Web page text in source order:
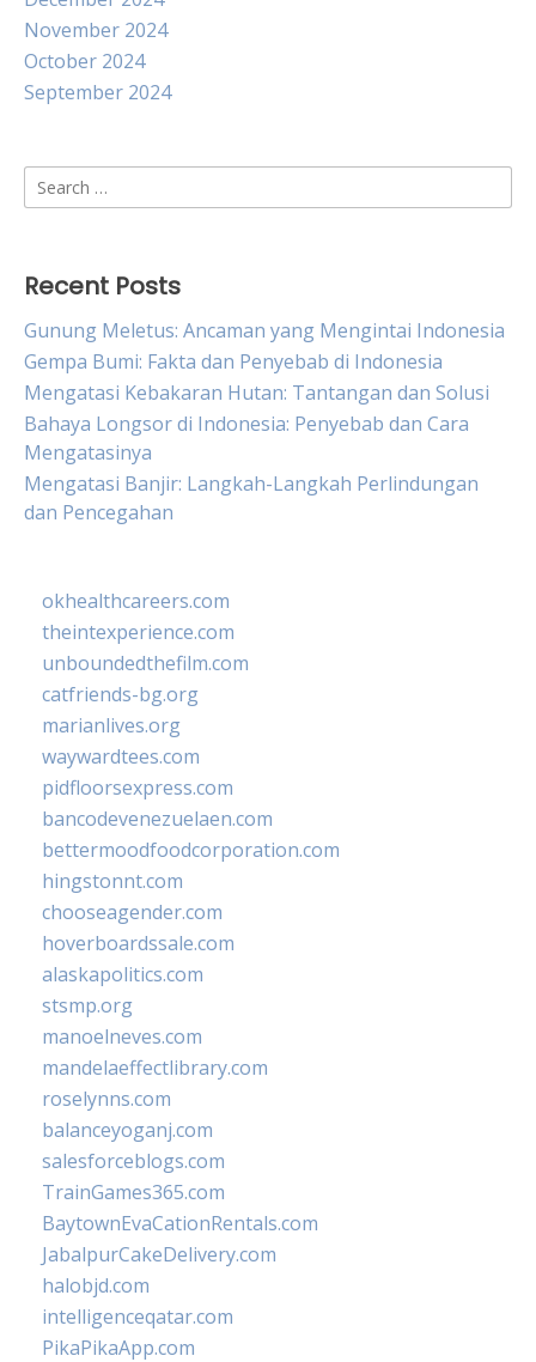
November 2024
October 2024
September 2024
Search
for:
Recent Posts
Gunung Meletus: Ancaman yang Mengintai Indonesia
Gempa Bumi: Fakta dan Penyebab di Indonesia
Mengatasi Kebakaran Hutan: Tantangan dan Solusi
Bahaya Longsor di Indonesia: Penyebab dan Cara
Mengatasinya
Mengatasi Banjir: Langkah-Langkah Perlindungan
dan Pencegahan
okhealthcareers.com
theintexperience.com
unboundedthefilm.com
catfriends-bg.org
marianlives.org
waywardtees.com
pidfloorsexpress.com
bancodevenezuelaen.com
bettermoodfoodcorporation.com
hingstonnt.com
chooseagender.com
hoverboardssale.com
alaskapolitics.com
stsmp.org
manoelneves.com
mandelaeffectlibrary.com
roselynns.com
balanceyoganj.com
salesforceblogs.com
TrainGames365.com
BaytownEvaCationRentals.com
JabalpurCakeDelivery.com
halobjd.com
intelligenceqatar.com
PikaPikaApp.com